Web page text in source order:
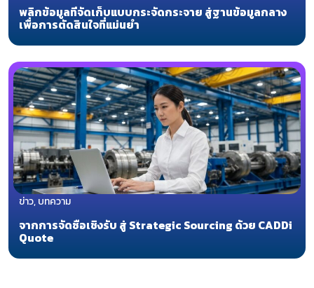
พลิกข้อมูลที่จัดเก็บแบบกระจัดกระจาย สู่ฐานข้อมูลกลาง
เพื่อการตัดสินใจที่แม่นยำ
ข่าว, บทความ
จากการจัดซื้อเชิงรับ สู่ Strategic Sourcing ด้วย CADDi
Quote